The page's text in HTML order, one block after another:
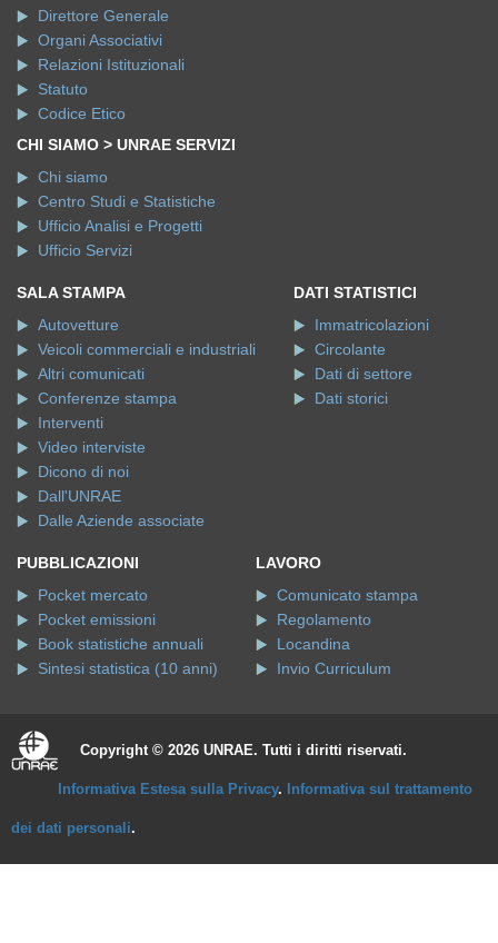
Direttore Generale
Organi Associativi
Relazioni Istituzionali
Statuto
Codice Etico
CHI SIAMO > UNRAE SERVIZI
Chi siamo
Centro Studi e Statistiche
Ufficio Analisi e Progetti
Ufficio Servizi
SALA STAMPA
Autovetture
Veicoli commerciali e industriali
Altri comunicati
Conferenze stampa
Interventi
Video interviste
Dicono di noi
Dall'UNRAE
Dalle Aziende associate
DATI STATISTICI
Immatricolazioni
Circolante
Dati di settore
Dati storici
PUBBLICAZIONI
Pocket mercato
Pocket emissioni
Book statistiche annuali
Sintesi statistica (10 anni)
LAVORO
Comunicato stampa
Regolamento
Locandina
Invio Curriculum
Copyright © 2026 UNRAE. Tutti i diritti riservati.
Informativa Estesa sulla Privacy. Informativa sul trattamento
dei dati personali.